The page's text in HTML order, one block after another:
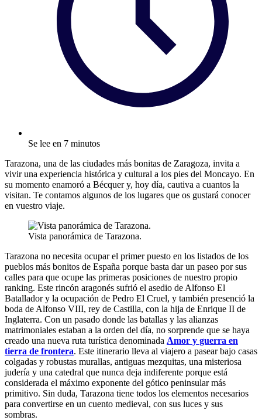
Se lee en 7 minutos
Tarazona, una de las ciudades más bonitas de Zaragoza, invita a
vivir una experiencia histórica y cultural a los pies del Moncayo. En
su momento enamoró a Bécquer y, hoy día, cautiva a cuantos la
visitan. Te contamos algunos de los lugares que os gustará conocer
en vuestro viaje.
Vista panorámica de Tarazona.
Tarazona no necesita ocupar el primer puesto en los listados de los
pueblos más bonitos de España porque basta dar un paseo por sus
calles para que ocupe las primeras posiciones de nuestro propio
ranking. Este rincón aragonés sufrió el asedio de Alfonso El
Batallador y la ocupación de Pedro El Cruel, y también presenció la
boda de Alfonso VIII, rey de Castilla, con la hija de Enrique II de
Inglaterra. Con un pasado donde las batallas y las alianzas
matrimoniales estaban a la orden del día, no sorprende que se haya
creado una nueva ruta turística denominada Amor y guerra en
tierra de frontera. Este itinerario lleva al viajero a pasear bajo casas
colgadas y robustas murallas, antiguas mezquitas, una misteriosa
judería y una catedral que nunca deja indiferente porque está
considerada el máximo exponente del gótico peninsular más
primitivo. Sin duda, Tarazona tiene todos los elementos necesarios
para convertirse en un cuento medieval, con sus luces y sus
sombras.